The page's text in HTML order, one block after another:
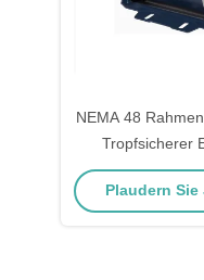
NEMA 48
Tropfsicherer
Elastizer
Plaudern Sie